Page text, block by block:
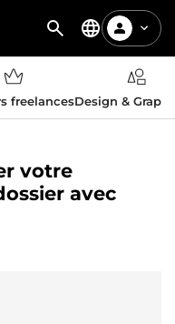
freelancesDesign &
votre
avec